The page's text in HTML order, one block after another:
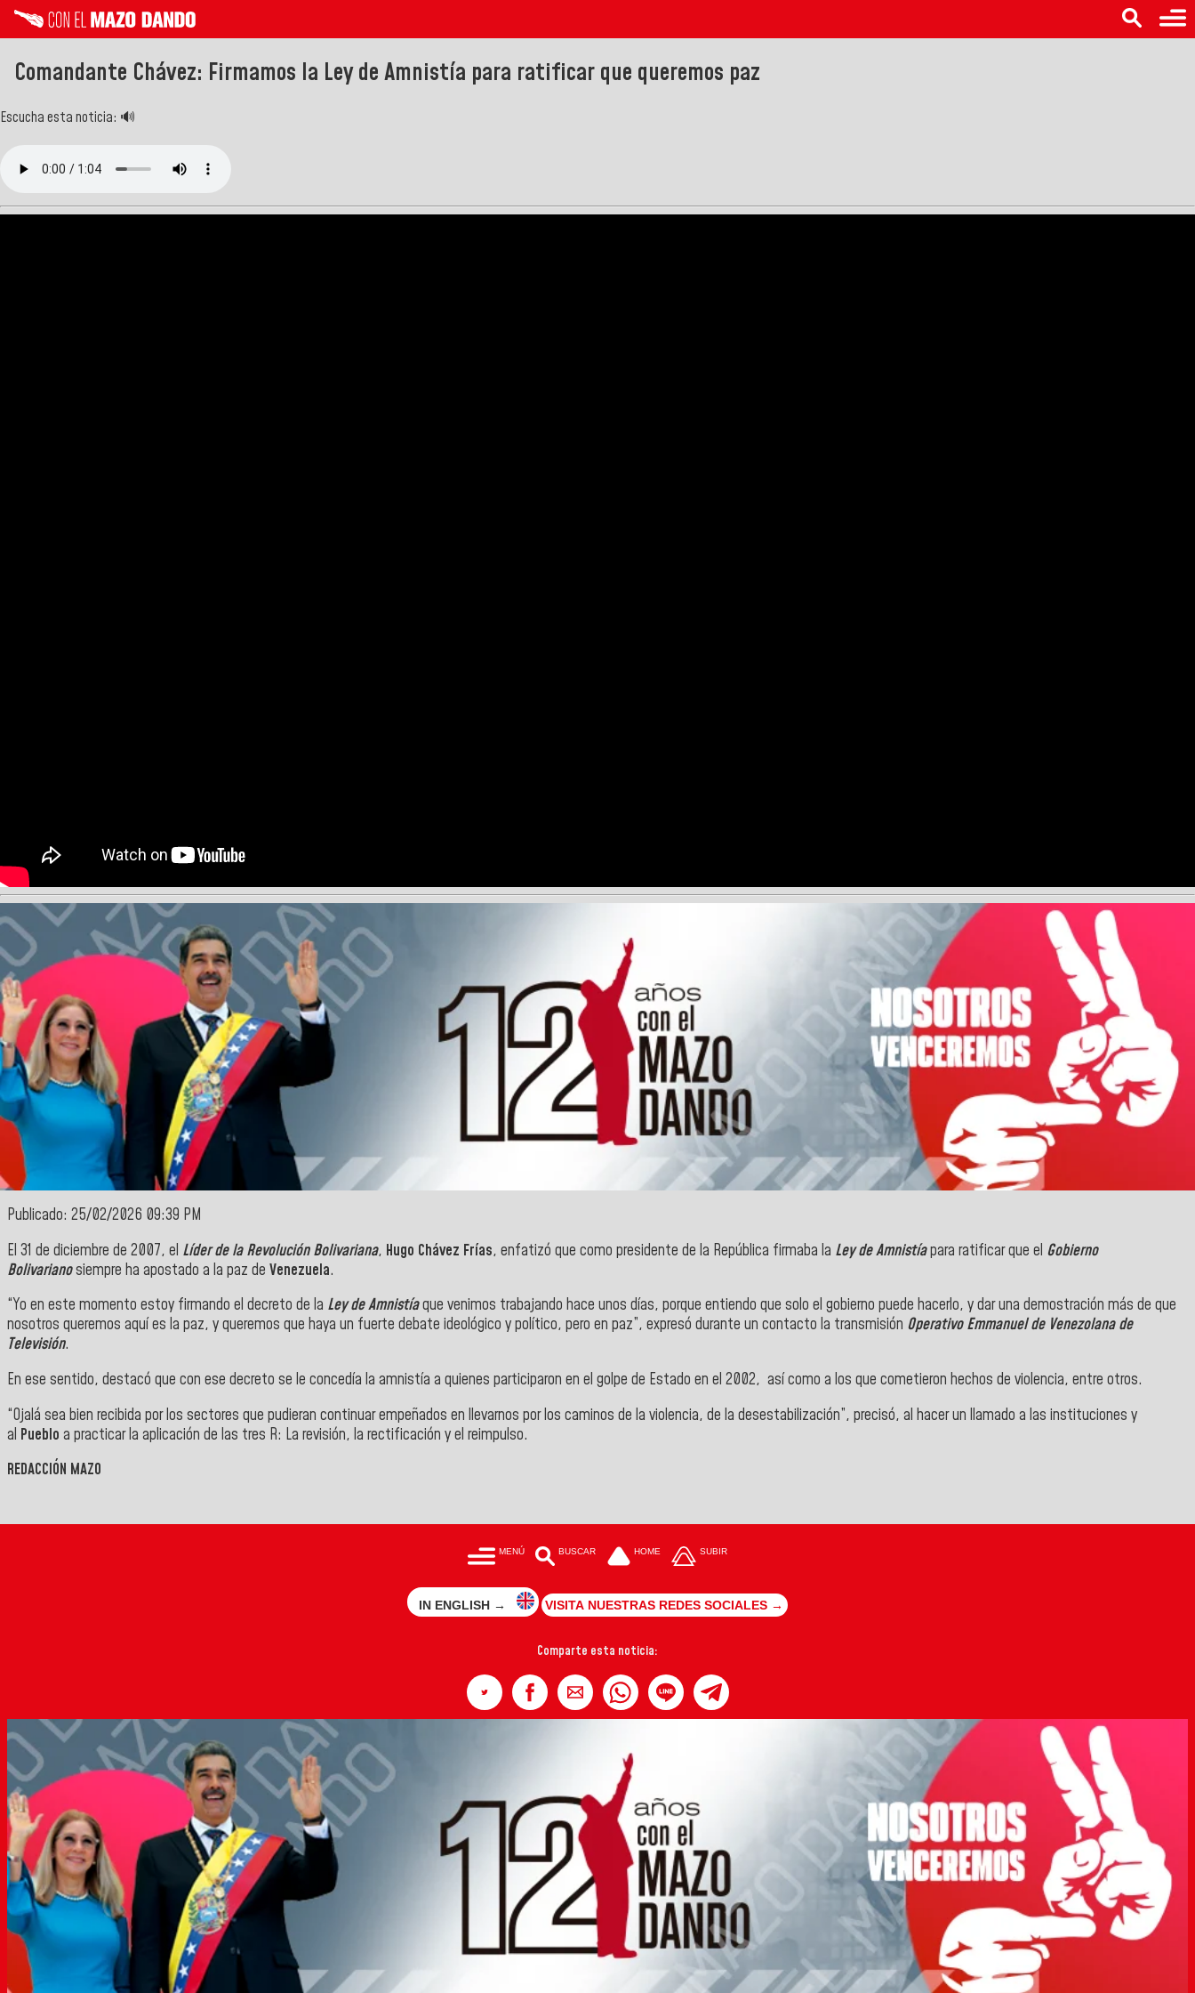
Comandante Chávez: Firmamos la Ley de Amnistía para ratificar que queremos paz
Escucha esta noticia: 🔊
Publicado: 25/02/2026 09:39 PM
El 31 de diciembre de 2007, el Líder de la Revolución Bolivariana, Hugo Chávez Frías, enfatizó que como presidente de la República firmaba la Ley de Amnistíapara ratificar que el Gobierno
Bolivarianosiempre ha apostado a la paz de Venezuela.
“Yo en este momento estoy firmando el decreto de la Ley de Amnistíaque venimos trabajando hace unos días, porque entiendo que solo el gobierno puede hacerlo, y dar una demostración más de que
nosotros queremos aquí es la paz, y queremos que haya un fuerte debate ideológico y político, pero en paz”, expresó durante un contacto la transmisión Operativo Emmanuel de Venezolana de
Televisión.
En ese sentido, destacó que con ese decreto se le concedía la amnistía a quienes participaron en el golpe de Estado en el 2002, así como a los que cometieron hechos de violencia, entre otros.
“Ojalá sea bien recibida por los sectores que pudieran continuar empeñados en llevarnos por los caminos de la violencia, de la desestabilización”, precisó, al hacer un llamado a las instituciones y
al Pueblo a practicar la aplicación de las tres R: La revisión, la rectificación y el reimpulso.
REDACCIÓN MAZO
MENÚ BUSCAR HOME SUBIR
IN ENGLISH → VISITA NUESTRAS REDES SOCIALES →
Comparte esta noticia: